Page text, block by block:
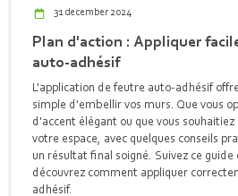
31 december 2024
Plan d'action : Appliquer
auto-adhésif
L'application de feutre auto-adhésif
simple d'embellir vos murs. Que vous
d'accent élégant ou que vous
votre espace, avec quelques conseils
un résultat final soigné. Suivez ce
découvrez comment appliquer
adhésif.